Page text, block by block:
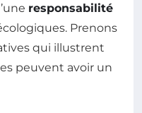
responsabilité
Prenons
qui illustrent
peuvent avoir un